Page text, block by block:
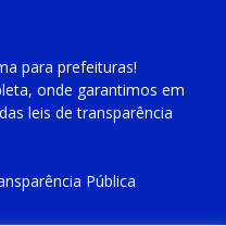
para prefeituras!
onde garantimos em
leis de transparência
Pública